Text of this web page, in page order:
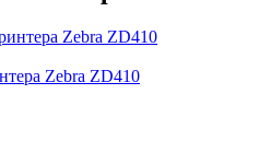
Zebra ZD410